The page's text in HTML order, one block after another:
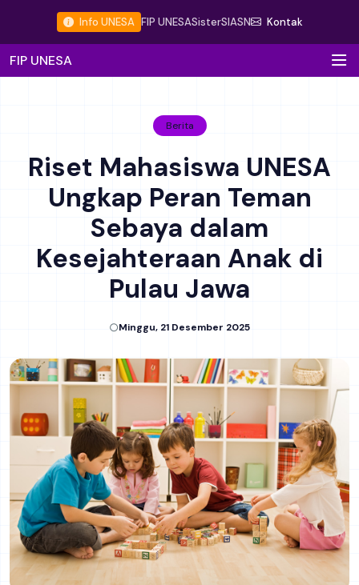
Info UNESA FIP UNESASisterSIASN Kontak
FIP UNESA
Berita
Riset Mahasiswa UNESA
Ungkap Peran Teman
Sebaya dalam
Kesejahteraan Anak di
Pulau Jawa
Minggu, 21 Desember 2025